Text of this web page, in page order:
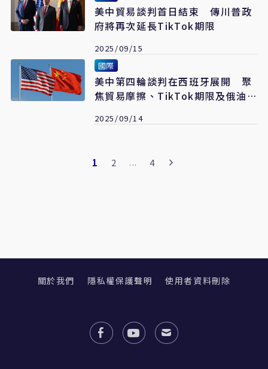
美中貿易談判首日結束 傳川普政
府將再次延長TikTok期限
2025/09/15
國際
美中第四輪談判在西班牙展開 聚
焦貿易摩擦、TikTok期限及俄油
2025/09/14
1 2 ... 4
關於我們 隱私權保護聲明 使用者資料刪除